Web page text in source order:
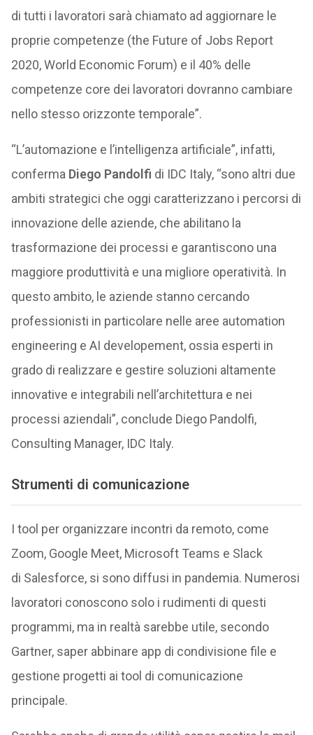
di tutti i lavoratori sarà chiamato ad aggiornare le
proprie competenze (the Future of Jobs Report
2020, World Economic Forum) e il 40% delle
competenze core dei lavoratori dovranno cambiare
nello stesso orizzonte temporale”.
“L’automazione e l’intelligenza artificiale”, infatti,
conferma Diego Pandolfi di IDC Italy, “sono altri due
ambiti strategici che oggi caratterizzano i percorsi di
innovazione delle aziende, che abilitano la
trasformazione dei processi e garantiscono una
maggiore produttività e una migliore operatività. In
questo ambito, le aziende stanno cercando
professionisti in particolare nelle aree automation
engineering e AI developement, ossia esperti in
grado di realizzare e gestire soluzioni altamente
innovative e integrabili nell’architettura e nei
processi aziendali”, conclude Diego Pandolfi,
Consulting Manager, IDC Italy.
Strumenti di comunicazione
I tool per organizzare incontri da remoto, come
Zoom, Google Meet, Microsoft Teams e Slack
di Salesforce, si sono diffusi in pandemia. Numerosi
lavoratori conoscono solo i rudimenti di questi
programmi, ma in realtà sarebbe utile, secondo
Gartner, saper abbinare app di condivisione file e
gestione progetti ai tool di comunicazione
principale.